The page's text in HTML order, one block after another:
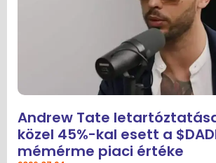
Andrew Tate
közel 45%-kal esett a
mémérme piaci értéke